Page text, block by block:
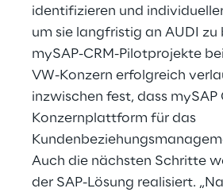
identifizieren und
um sie langfristig an AUDI zu
mySAP-CRM-Pilotprojekte
VW-Konzern erfolgreich
inzwischen fest, dass mySAP
Konzernplattform für das
Auch die nächsten Schritte
der SAP-Lösung realisiert.